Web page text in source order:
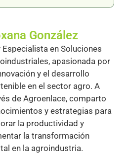
González
Especialista en Soluciones
apasionada por
y el desarrollo
en el sector agro. A
de Agroenlace, comparto
y estrategias para
la productividad y
la transformación
en la agroindustria.